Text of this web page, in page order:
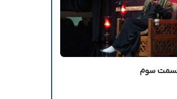
قسمت سوم